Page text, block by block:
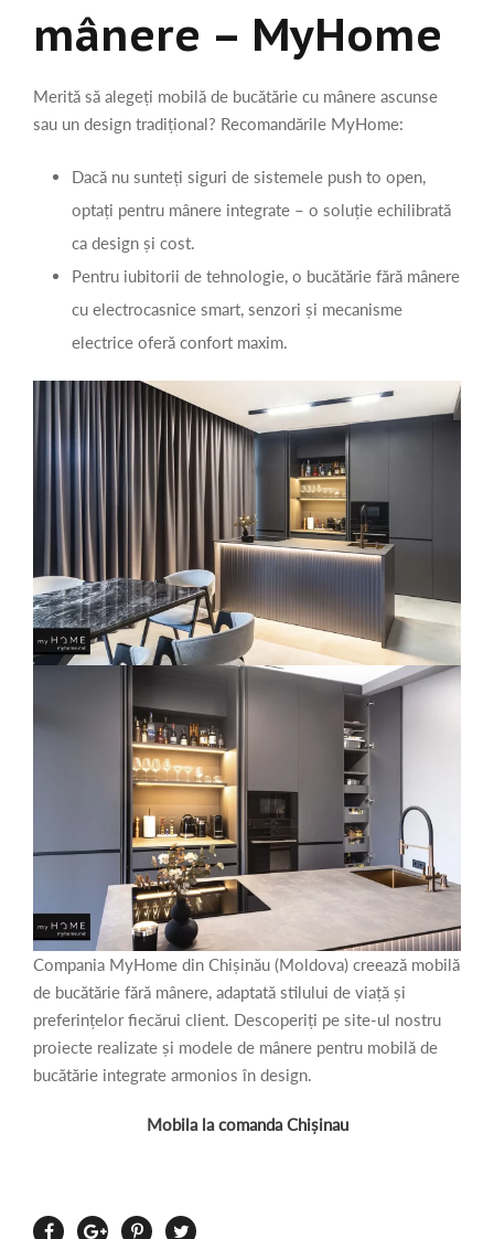
mânere – MyHome
Merită să alegeți mobilă de bucătărie cu mânere ascunse
sau un design tradițional? Recomandările MyHome:
Dacă nu sunteți siguri de sistemele push to open,
optați pentru mânere integrate – o soluție echilibrată
ca design și cost.
Pentru iubitorii de tehnologie, o bucătărie fără mânere
cu electrocasnice smart, senzori și mecanisme
electrice oferă confort maxim.
Compania MyHome din Chișinău (Moldova) creează mobilă
de bucătărie fără mânere, adaptată stilului de viață și
preferințelor fiecărui client. Descoperiți pe site-ul nostru
proiecte realizate și modele de mânere pentru mobilă de
bucătărie integrate armonios în design.
Mobila la comanda Chișinau